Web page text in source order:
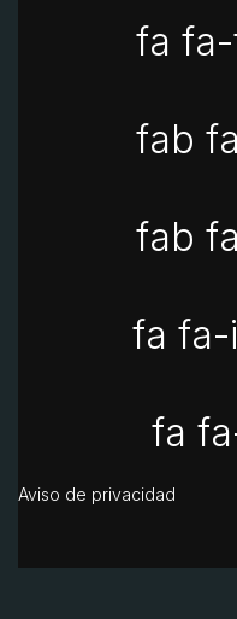
fa
fab
fab
fa fa-
fa
Aviso de privacidad